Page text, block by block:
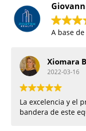
A base
Xiomara
2022-03-16
La excelencia y el
bandera de este